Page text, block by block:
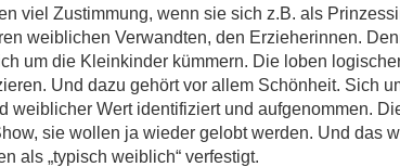
viel Zustimmung, wenn sie sich z.B. als
weiblichen Verwandten, den Erzieherinnen.
um die Kleinkinder kümmern. Die loben
Und dazu gehört vor allem Schönheit. Sich
weiblicher Wert identifiziert und aufgenommen.
sie wollen ja wieder gelobt werden. Und das
als „typisch weiblich“ verfestigt.